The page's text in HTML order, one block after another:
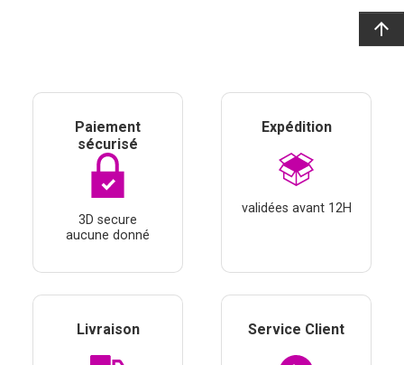
arrow_upward
Paiement
sécurisé
3D secure
aucune donné
Expédition
validées avant 12H
Livraison Service Client